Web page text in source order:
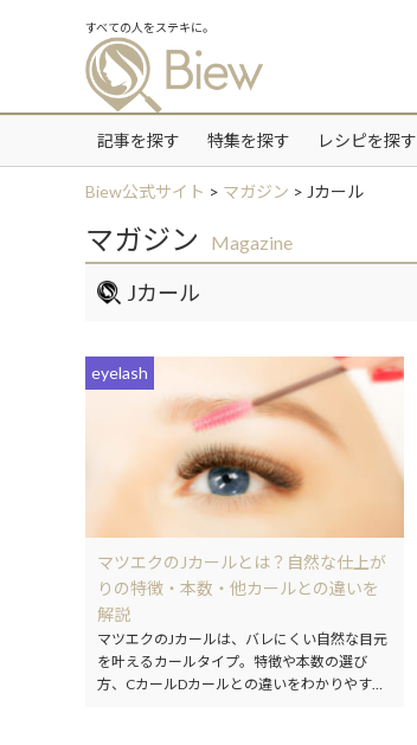
すべての人をステキに。
記事を探す 特集を探す レシピを探す
Biew公式サイト > マガジン > Jカール
マガジン Magazine
Jカール
eyelash
マツエクのJカールとは？自然な仕上が
りの特徴・本数・他カールとの違いを
解説
マツエクのJカールは、バレにくい自然な目元
を叶えるカールタイプ。特徴や本数の選び
方、CカールDカールとの違いをわかりやすく